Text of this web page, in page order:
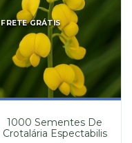
FRETE GRÁTIS
1000 Sementes De
Crotalária Espectabilis